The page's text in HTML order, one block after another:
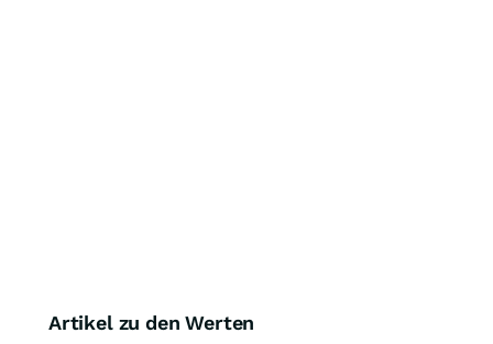
Artikel zu den Werten